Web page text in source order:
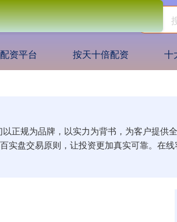
资平台 按天十倍配资 十
正规为品牌，以实力为背书，为客户提供
盘交易原则，让投资更加真实可靠。在